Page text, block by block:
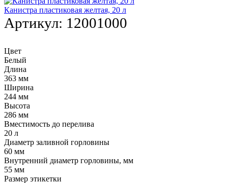
Канистра пластиковая желтая, 20 л
Артикул: 12001000
Цвет
Белый
Длина
363 мм
Ширина
244 мм
Высота
286 мм
Вместимость до перелива
20 л
Диаметр заливной горловины
60 мм
Внутренний диаметр горловины, мм
55 мм
Размер этикетки